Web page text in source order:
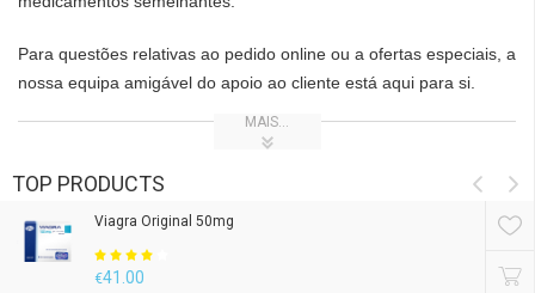
Para questões relativas ao pedido online ou a ofertas especiais, a
nossa equipa amigável do apoio ao cliente está aqui para si.
MAIS...
TOP PRODUCTS
€37.25
Viagra Original 50mg
€41.00